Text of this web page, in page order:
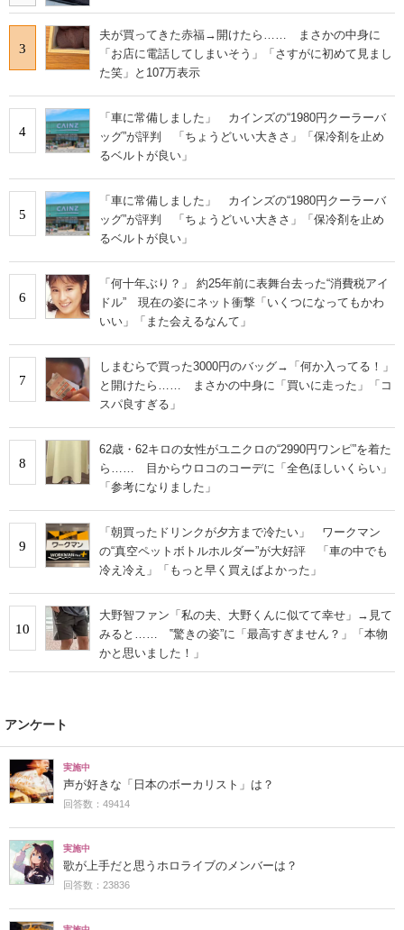
3
夫が買ってきた赤福→開けたら…… まさかの中身に
「お店に電話してしまいそう」「さすがに初めて見まし
た笑」と107万表示
4
「車に常備しました」 カインズの“1980円クーラーバ
ッグ”が評判 「ちょうどいい大きさ」「保冷剤を止め
るベルトが良い」
5
「車に常備しました」 カインズの“1980円クーラーバ
ッグ”が評判 「ちょうどいい大きさ」「保冷剤を止め
るベルトが良い」
6
「何十年ぶり？」 約25年前に表舞台去った“消費税アイ
ドル” 現在の姿にネット衝撃「いくつになってもかわ
いい」「また会えるなんて」
7
しまむらで買った3000円のバッグ→「何か入ってる！」
と開けたら…… まさかの中身に「買いに走った」「コ
スパ良すぎる」
8
62歳・62キロの女性がユニクロの“2990円ワンピ”を着た
ら…… 目からウロコのコーデに「全色ほしいくらい」
「参考になりました」
9
「朝買ったドリンクが夕方まで冷たい」 ワークマン
の“真空ペットボトルホルダー”が大好評 「車の中でも
冷え冷え」「もっと早く買えばよかった」
10
大野智ファン「私の夫、大野くんに似てて幸せ」→見て
みると…… ‟驚きの姿”に「最高すぎません？」「本物
かと思いました！」
アンケート
実施中
声が好きな「日本のボーカリスト」は？
回答数：49414
実施中
歌が上手だと思うホロライブのメンバーは？
回答数：23836